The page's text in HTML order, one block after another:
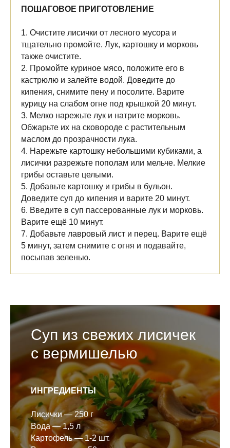
ПОШАГОВОЕ ПРИГОТОВЛЕНИЕ
1. Очистите лисички от лесного мусора и
тщательно промойте. Лук, картошку и морковь
также очистите.
2. Промойте куриное мясо, положите его в
кастрюлю и залейте водой. Доведите до
кипения, снимите пену и посолите. Варите
курицу на слабом огне под крышкой 20 минут.
3. Мелко нарежьте лук и натрите морковь.
Обжарьте их на сковороде с растительным
маслом до прозрачности лука.
4. Нарежьте картошку небольшими кубиками, а
лисички разрежьте пополам или мельче. Мелкие
грибы оставьте целыми.
5. Добавьте картошку и грибы в бульон.
Доведите суп до кипения и варите 20 минут.
6. Введите в суп пассерованные лук и морковь.
Варите ещё 10 минут.
7. Добавьте лавровый лист и перец. Варите ещё
5 минут, затем снимите с огня и подавайте,
посыпав зеленью.
Суп из свежих лисичек
с вермишелью
ИНГРЕДИЕНТЫ
Лисички — 250 г
Вода — 1,5 л
Картофель — 1-2 шт.